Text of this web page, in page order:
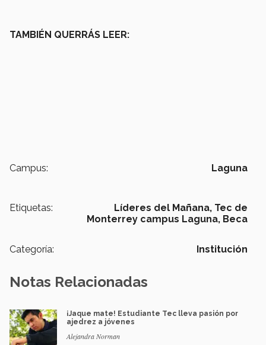
TAMBIÉN QUERRÁS LEER:
Campus: Laguna
Etiquetas: Líderes del Mañana, Tec de
Monterrey campus Laguna, Beca
Categoría: Institución
Notas Relacionadas
¡Jaque mate! Estudiante Tec lleva pasión por
ajedrez a jóvenes
Alejandra Norman